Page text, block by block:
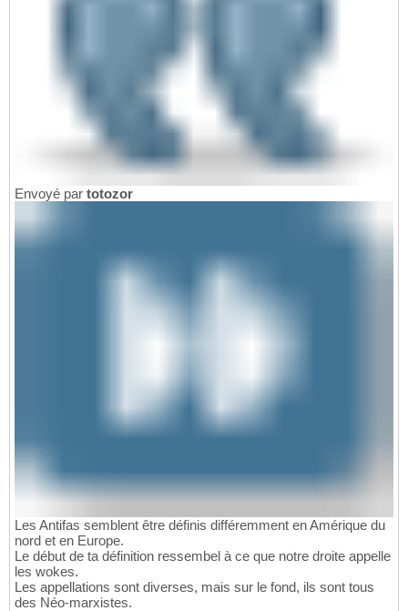
Envoyé par totozor
Les Antifas semblent être définis différemment en Amérique du
nord et en Europe.
Le début de ta définition ressembel à ce que notre droite appelle
les wokes.
Les appellations sont diverses, mais sur le fond, ils sont tous
des Néo-marxistes.